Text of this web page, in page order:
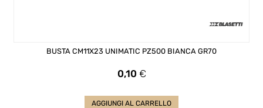
BUSTA CM11X23 UNIMATIC PZ500 BIANCA GR70
Prezzo
0,10 €
AGGIUNGI AL CARRELLO